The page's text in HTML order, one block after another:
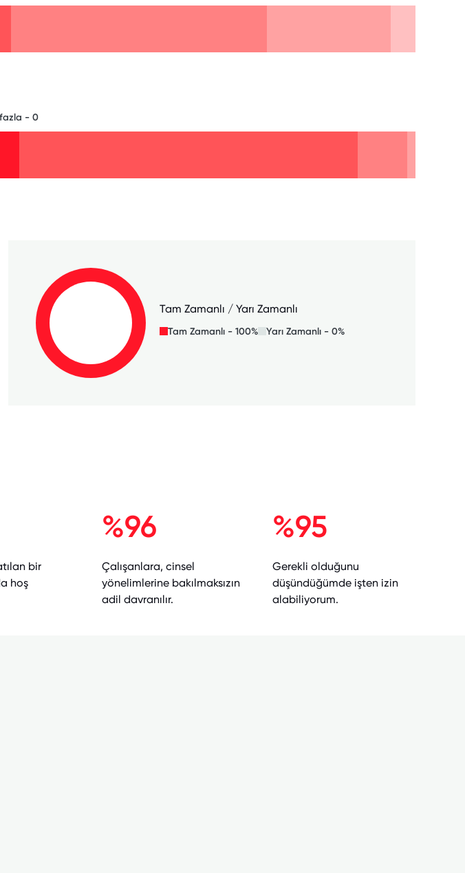
fazla - 0
Tam Zamanlı / Yarı Zamanlı
Tam Zamanlı - 100% Yarı Zamanlı - 0%
bir
hoş
%96
Çalışanlara, cinsel
yönelimlerine bakılmaksızın
adil davranılır.
%95
Gerekli olduğunu
düşündüğümde işten izin
alabiliyorum.